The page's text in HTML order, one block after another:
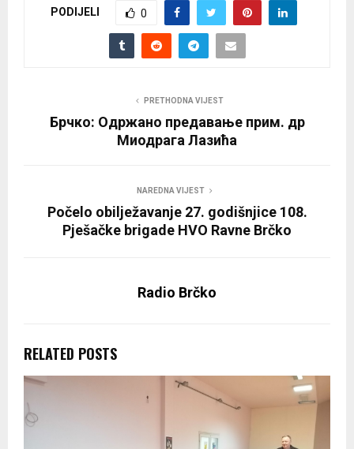
PODIJELI 0
PRETHODNA VIJEST
Брчко: Одржано предавање прим. др
Миодрага Лазића
NAREDNA VIJEST
Počelo obilježavanje 27. godišnjice 108.
Pješačke brigade HVO Ravne Brčko
Radio Brčko
RELATED POSTS